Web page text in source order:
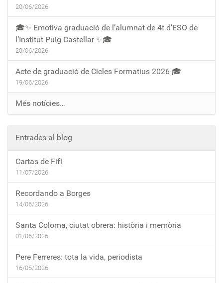
20/06/2026
🎓✨ Emotiva graduació de l’alumnat de 4t d’ESO de
l’Institut Puig Castellar ✨🎓
20/06/2026
Acte de graduació de Cicles Formatius 2026 🎓
19/06/2026
Més notícies…
Entrades al blog
Cartas de Fifí
11/07/2026
Recordando a Borges
14/06/2026
Santa Coloma, ciutat obrera: història i memòria
01/06/2026
Pere Ferreres: tota la vida, periodista
16/05/2026